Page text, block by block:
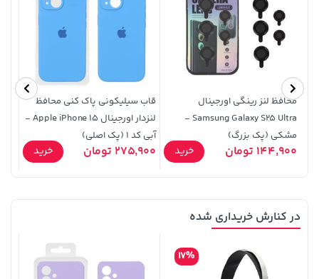
141,000 تومان
165,900
خرید
محافظ لنز رینگی اورجینال
Samsung Galaxy S25 Ultra -
مشکی (پک بزرگ)
144,900 تومان خرید
قاب سیلیکونی پاک کنی محافظ
لنزدار اورجینال Apple iPhone 15 -
آبی کد 1 (پک اصلی)
275,900 تومان خرید
در کنارش خریداری شده
17%